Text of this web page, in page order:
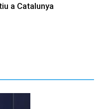
a Catalunya